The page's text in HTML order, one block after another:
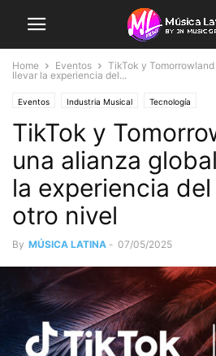
Home Eventos
TikTok y
llevar la experiencia del...
Eventos Industria Musical Tecnología
TikTok y
una alianza
la experiencia
otro nivel
By MÚSICA LATINA - 07/05/2025